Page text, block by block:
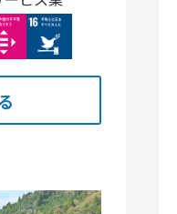
Image